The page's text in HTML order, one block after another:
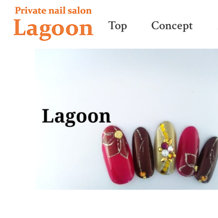
Top Concept